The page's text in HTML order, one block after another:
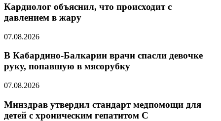
Кардиолог объяснил, что происходит с
давлением в жару
07.08.2026
В Кабардино-Балкарии врачи спасли девочке
руку, попавшую в мясорубку
07.08.2026
Минздрав утвердил стандарт медпомощи для
детей с хроническим гепатитом С